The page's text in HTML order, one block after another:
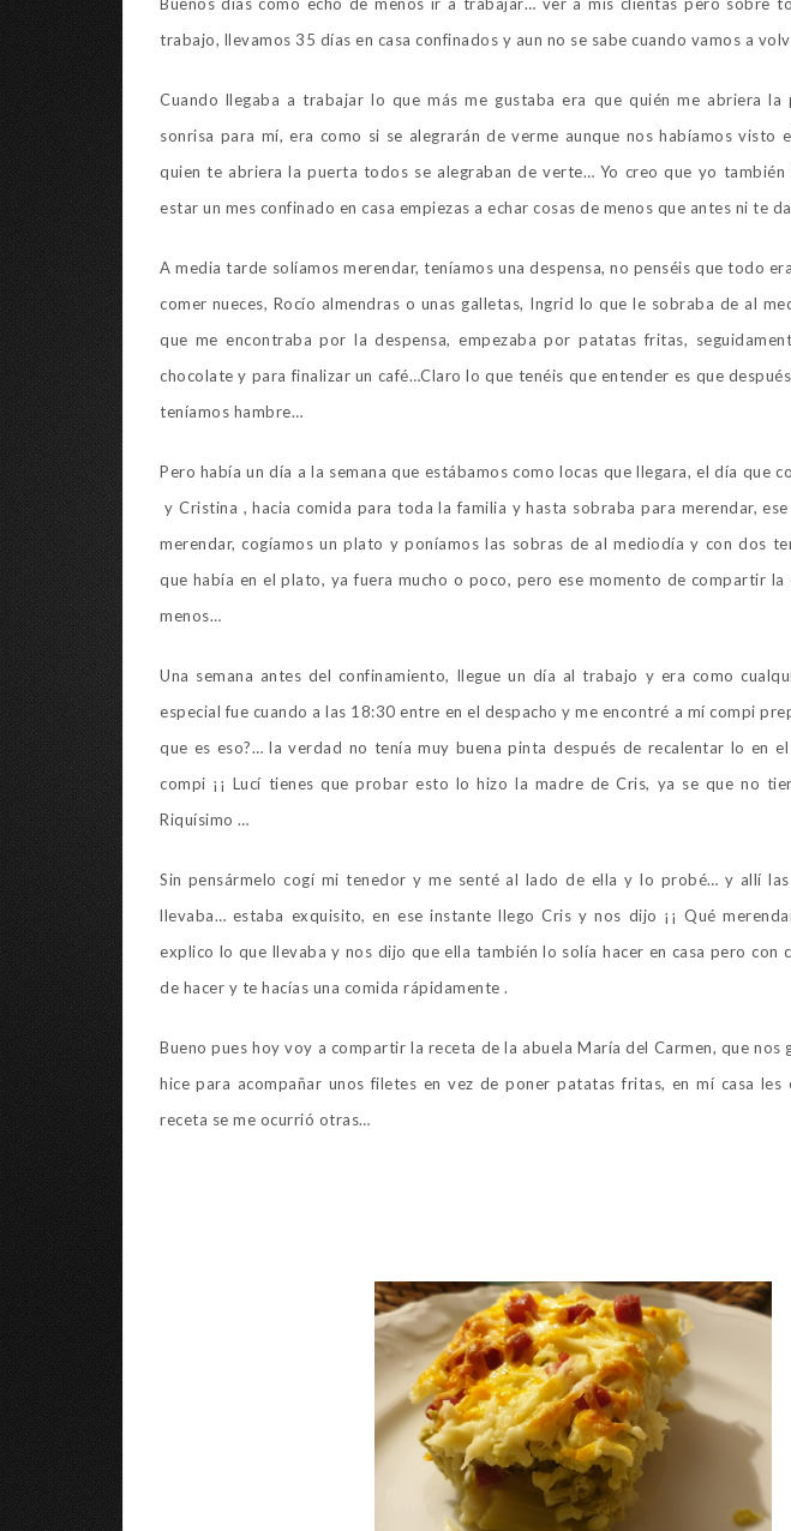
trabajo, llevamos 35 días en casa confinados y aun no se sabe cuando vamos a
Cuando llegaba a trabajar lo que más me gustaba era que quién me abriera la
sonrisa para mí, era como si se alegrarán de verme aunque nos habíamos visto
quien te abriera la puerta todos se alegraban de verte… Yo creo que yo también
estar un mes confinado en casa empiezas a echar cosas de menos que antes ni te
A media tarde solíamos merendar, teníamos una despensa, no penséis que todo
comer nueces, Rocío almendras o unas galletas, Ingrid lo que le sobraba de al
que me encontraba por la despensa, empezaba por patatas fritas,
chocolate y para finalizar un café…Claro lo que tenéis que entender es que
teníamos hambre…
Pero había un día a la semana que estábamos como locas que llegara, el día que
y Cristina , hacia comida para toda la familia y hasta sobraba para merendar,
merendar, cogíamos un plato y poníamos las sobras de al mediodía y con dos
que había en el plato, ya fuera mucho o poco, pero ese momento de compartir la
menos…
Una semana antes del confinamiento, llegue un día al trabajo y era como
especial fue cuando a las 18:30 entre en el despacho y me encontré a mí compi
que es eso?… la verdad no tenía muy buena pinta después de recalentar lo en
compi ¡¡ Lucí tienes que probar esto lo hizo la madre de Cris, ya se que no
Riquísimo …
Sin pensármelo cogí mi tenedor y me senté al lado de ella y lo probé… y allí
llevaba… estaba exquisito, en ese instante llego Cris y nos dijo ¡¡ Qué
explico lo que llevaba y nos dijo que ella también lo solía hacer en casa pero con
de hacer y te hacías una comida rápidamente .
Bueno pues hoy voy a compartir la receta de la abuela María del Carmen, que nos
hice para acompañar unos filetes en vez de poner patatas fritas, en mí casa les
receta se me ocurrió otras…